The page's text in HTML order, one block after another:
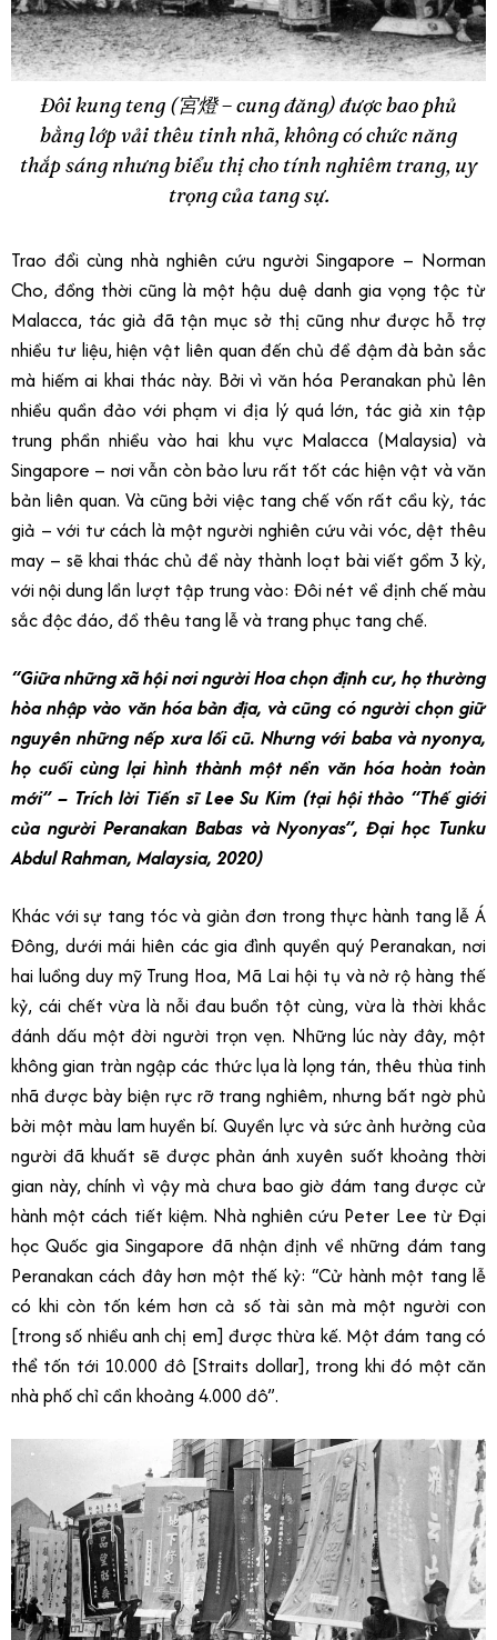
Đôi kung teng (宮燈 – cung đăng) được bao phủ
bằng lớp vải thêu tinh nhã, không có chức năng
thắp sáng nhưng biểu thị cho tính nghiêm trang, uy
trọng của tang sự.
Trao đổi cùng nhà nghiên cứu người Singapore – Norman
Cho, đồng thời cũng là một hậu duệ danh gia vọng tộc từ
Malacca, tác giả đã tận mục sở thị cũng như được hỗ trợ
nhiều tư liệu, hiện vật liên quan đến chủ đề đậm đà bản sắc
mà hiếm ai khai thác này. Bởi vì văn hóa Peranakan phủ lên
nhiều quần đảo với phạm vi địa lý quá lớn, tác giả xin tập
trung phần nhiều vào hai khu vực Malacca (Malaysia) và
Singapore – nơi vẫn còn bảo lưu rất tốt các hiện vật và văn
bản liên quan. Và cũng bởi việc tang chế vốn rất cầu kỳ, tác
giả – với tư cách là một người nghiên cứu vải vóc, dệt thêu
may – sẽ khai thác chủ đề này thành loạt bài viết gồm 3 kỳ,
với nội dung lần lượt tập trung vào: Đôi nét về định chế màu
sắc độc đáo, đồ thêu tang lễ và trang phục tang chế.
“Giữa những xã hội nơi người Hoa chọn định cư, họ thường
hòa nhập vào văn hóa bản địa, và cũng có người chọn giữ
nguyên những nếp xưa lối cũ. Nhưng với baba và nyonya,
họ cuối cùng lại hình thành một nền văn hóa hoàn toàn
mới” – Trích lời Tiến sĩ Lee Su Kim (tại hội thảo “Thế giới
của người Peranakan Babas và Nyonyas”, Đại học Tunku
Abdul Rahman, Malaysia, 2020)
Khác với sự tang tóc và giản đơn trong thực hành tang lễ Á
Đông, dưới mái hiên các gia đình quyền quý Peranakan, nơi
hai luồng duy mỹ Trung Hoa, Mã Lai hội tụ và nở rộ hàng thế
kỷ, cái chết vừa là nỗi đau buồn tột cùng, vừa là thời khắc
đánh dấu một đời người trọn vẹn. Những lúc này đây, một
không gian tràn ngập các thức lụa là lọng tán, thêu thùa tinh
nhã được bày biện rực rỡ trang nghiêm, nhưng bất ngờ phủ
bởi một màu lam huyền bí. Quyền lực và sức ảnh hưởng của
người đã khuất sẽ được phản ánh xuyên suốt khoảng thời
gian này, chính vì vậy mà chưa bao giờ đám tang được cử
hành một cách tiết kiệm. Nhà nghiên cứu Peter Lee từ Đại
học Quốc gia Singapore đã nhận định về những đám tang
Peranakan cách đây hơn một thế kỷ: “Cử hành một tang lễ
có khi còn tốn kém hơn cả số tài sản mà một người con
[trong số nhiều anh chị em] được thừa kế. Một đám tang có
thể tốn tới 10.000 đô [Straits dollar], trong khi đó một căn
nhà phố chỉ cần khoảng 4.000 đô”.